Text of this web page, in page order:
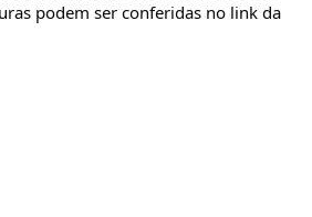
podem ser conferidas no link da